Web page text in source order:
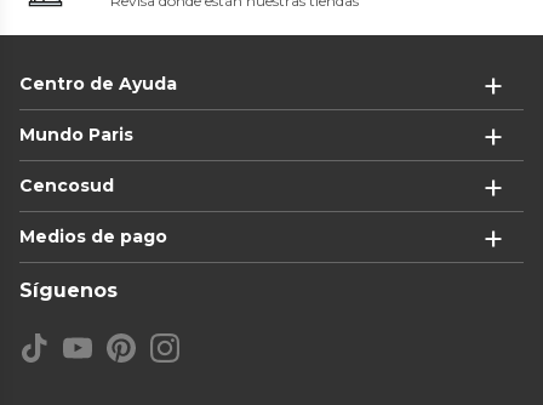
Centro de Ayuda
Mundo Paris
Cencosud
Medios de pago
Síguenos